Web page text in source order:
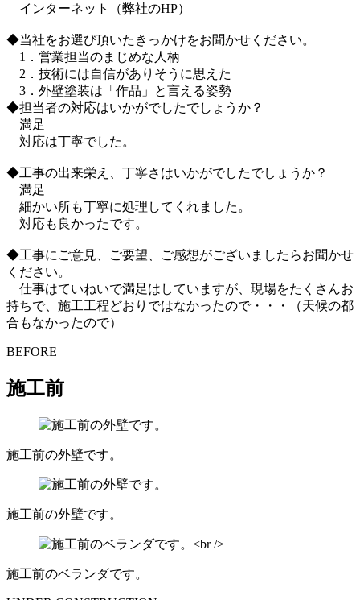
インターネット（弊社のHP）
◆当社をお選び頂いたきっかけをお聞かせください。
1．営業担当のまじめな人柄
2．技術には自信がありそうに思えた
3．外壁塗装は「作品」と言える姿勢
◆担当者の対応はいかがでしたでしょうか？
満足
対応は丁寧でした。
◆工事の出来栄え、丁寧さはいかがでしたでしょうか？
満足
細かい所も丁寧に処理してくれました。
対応も良かったです。
◆工事にご意見、ご要望、ご感想がございましたらお聞かせ
ください。
仕事はていねいで満足はしていますが、現場をたくさんお
持ちで、施工工程どおりではなかったので・・・（天候の都
合もなかったので）
BEFORE
施工前
施工前の外壁です。
施工前の外壁です。
施工前のベランダです。